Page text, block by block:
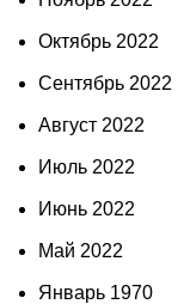
Октябрь 2022
Сентябрь 2022
Август 2022
Июль 2022
Июнь 2022
Май 2022
Январь 1970